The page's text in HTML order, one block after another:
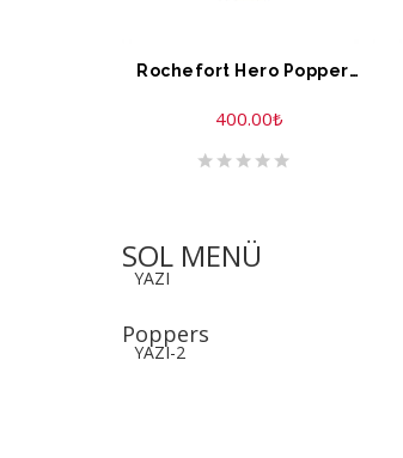
Rochefort Hero Poppers 10 ML
400.00₺
SOL MENÜ
YAZI
Poppers
YAZI-2